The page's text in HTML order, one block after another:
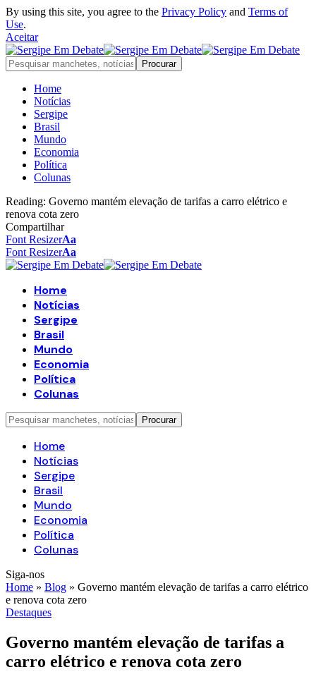
By using this site, you agree to the Privacy Policy and Terms of
Use.
Aceitar
Home
Notícias
Sergipe
Brasil
Mundo
Economia
Política
Colunas
Reading: Governo mantém elevação de tarifas a carro elétrico e
renova cota zero
Compartilhar
Font ResizerAa
Font ResizerAa
Home
Notícias
Sergipe
Brasil
Mundo
Economia
Política
Colunas
Home
Notícias
Sergipe
Brasil
Mundo
Economia
Política
Colunas
Siga-nos
Home » Blog » Governo mantém elevação de tarifas a carro elétrico
e renova cota zero
Destaques
Governo mantém elevação de tarifas a
carro elétrico e renova cota zero